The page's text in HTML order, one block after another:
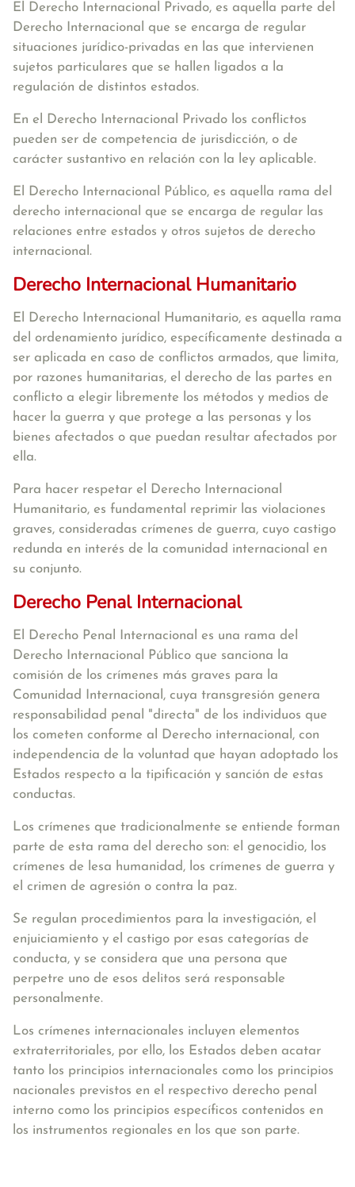
El Derecho Internacional Privado, es aquella parte del
Derecho Internacional que se encarga de regular
situaciones jurídico-privadas en las que intervienen
sujetos particulares que se hallen ligados a la
regulación de distintos estados.
En el Derecho Internacional Privado los conflictos
pueden ser de competencia de jurisdicción, o de
carácter sustantivo en relación con la ley aplicable.
El Derecho Internacional Público, es aquella rama del
derecho internacional que se encarga de regular las
relaciones entre estados y otros sujetos de derecho
internacional.
Derecho Internacional Humanitario
El Derecho Internacional Humanitario, es aquella rama
del ordenamiento jurídico, específicamente destinada a
ser aplicada en caso de conflictos armados, que limita,
por razones humanitarias, el derecho de las partes en
conflicto a elegir libremente los métodos y medios de
hacer la guerra y que protege a las personas y los
bienes afectados o que puedan resultar afectados por
ella.
Para hacer respetar el Derecho Internacional
Humanitario, es fundamental reprimir las violaciones
graves, consideradas crímenes de guerra, cuyo castigo
redunda en interés de la comunidad internacional en
su conjunto.
Derecho Penal Internacional
El Derecho Penal Internacional es una rama del
Derecho Internacional Público que sanciona la
comisión de los crímenes más graves para la
Comunidad Internacional, cuya transgresión genera
responsabilidad penal "directa" de los individuos que
los cometen conforme al Derecho internacional, con
independencia de la voluntad que hayan adoptado los
Estados respecto a la tipificación y sanción de estas
conductas.
Los crímenes que tradicionalmente se entiende forman
parte de esta rama del derecho son: el genocidio, los
crímenes de lesa humanidad, los crímenes de guerra y
el crimen de agresión o contra la paz.
Se regulan procedimientos para la investigación, el
enjuiciamiento y el castigo por esas categorías de
conducta, y se considera que una persona que
perpetre uno de esos delitos será responsable
personalmente.
Los crímenes internacionales incluyen elementos
extraterritoriales, por ello, los Estados deben acatar
tanto los principios internacionales como los principios
nacionales previstos en el respectivo derecho penal
interno como los principios específicos contenidos en
los instrumentos regionales en los que son parte.